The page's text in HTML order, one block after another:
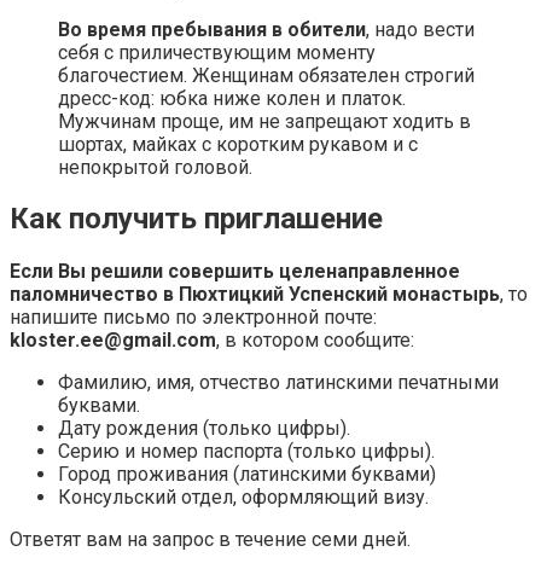
Во время пребывания в обители, надо вести
себя с приличествующим моменту
благочестием. Женщинам обязателен строгий
дресс-код: юбка ниже колен и платок.
Мужчинам проще, им не запрещают ходить в
шортах, майках с коротким рукавом и с
непокрытой головой.
Как получить приглашение
Если Вы решили совершить целенаправленное
паломничество в Пюхтицкий Успенский монастырь, то
напишите письмо по электронной почте:
kloster.ee@gmail.com, в котором сообщите:
Фамилию, имя, отчество латинскими печатными
буквами.
Дату рождения (только цифры).
Серию и номер паспорта (только цифры).
Город проживания (латинскими буквами)
Консульский отдел, оформляющий визу.
Ответят вам на запрос в течение семи дней.